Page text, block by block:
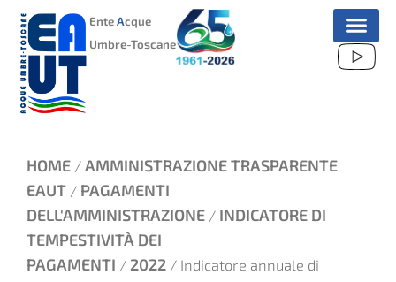
VAI
CONTENUTO
EnteAcque
Umbre-Toscane
HOME / AMMINISTRAZIONE TRASPARENTE
EAUT / PAGAMENTI
DELL'AMMINISTRAZIONE / INDICATORE DI
TEMPESTIVITÀ DEI
PAGAMENTI / 2022 / Indicatore annuale di